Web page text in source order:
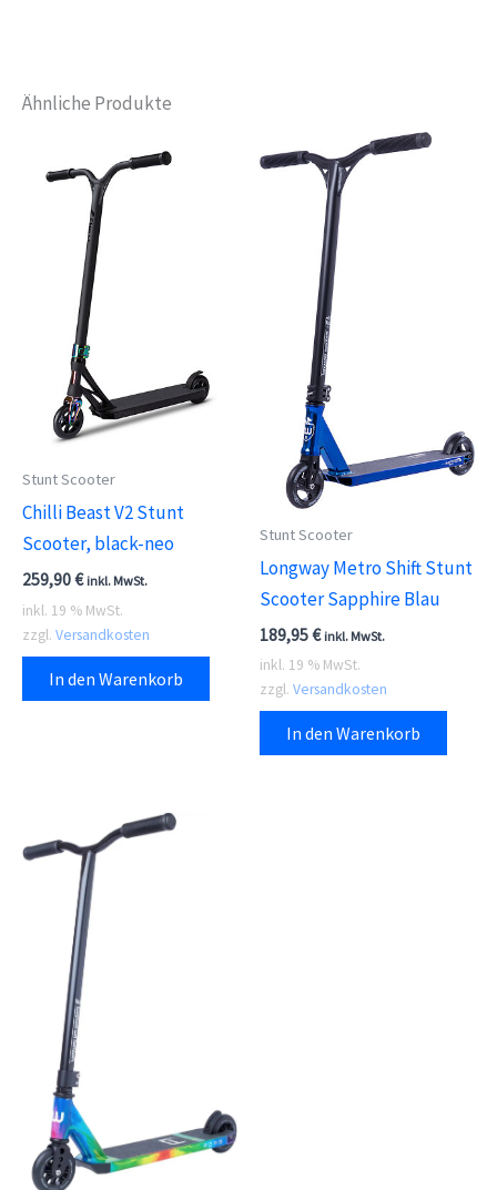
Ähnliche Produkte
Stunt Scooter
Chilli Beast V2 Stunt
Scooter, black-neo
259,90€ inkl. MwSt.
inkl. 19 % MwSt.
zzgl. Versandkosten
In den Warenkorb
Stunt Scooter
Longway Metro Shift Stunt
Scooter Sapphire Blau
189,95€ inkl. MwSt.
inkl. 19 % MwSt.
zzgl. Versandkosten
In den Warenkorb